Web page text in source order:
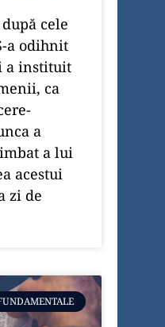
cele
a odihnit
a instituit
ca
a
a lui
acestui
zi de